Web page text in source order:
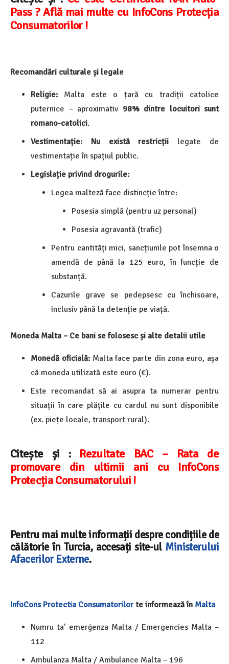
Pass ? Află mai multe cu InfoCons Protecția
Consumatorilor !
Recomandări culturale și legale
Religie: Malta este o țară cu tradiții catolice
puternice – aproximativ 98% dintre locuitori sunt
romano-catolici.
Vestimentație:
Nu există restricții legate de
vestimentație în spațiul public.
Legislație privind drogurile:
Legea malteză face distincție între:
Posesia simplă (pentru uz personal)
Posesia agravantă (trafic)
Pentru cantități mici, sancțiunile pot însemna o
amendă de până la 125 euro, în funcție de
substanță.
Cazurile grave se pedepsesc cu închisoare,
inclusiv până la detenție pe viață.
Moneda Malta – Ce bani se folosesc și alte detalii utile
Monedă oficială:Malta face parte din zona euro, așa
că moneda utilizată este euro (€).
Este recomandat să ai asupra ta numerar pentru
situații în care plățile cu cardul nu sunt disponibile
(ex. piețe locale, transport rural).
Citește și : Rezultate BAC – Rata de
promovare din ultimii ani cu InfoCons
Protecția Consumatorului !
Pentru mai multe informații despre condițiile de
călătorie în Turcia, accesați site-ul Ministerului
Afacerilor Externe.
InfoCons Protectia Consumatorilor te informează în Malta
Numru ta’ emerġenza Malta / Emergencies Malta –
112
Ambulanza Malta / Ambulance Malta – 196